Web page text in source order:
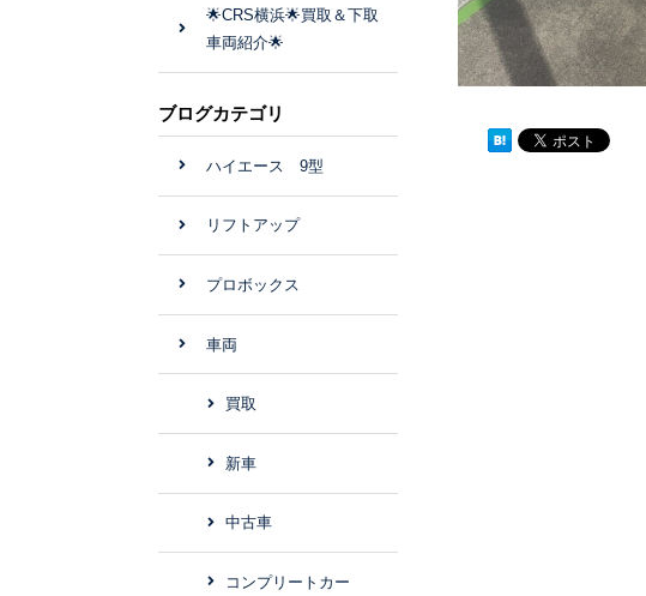
🌟CRS横浜🌟買取＆下取
車両紹介🌟
ブログカテゴリ
ハイエース 9型
リフトアップ
プロボックス
車両
買取
新車
中古車
コンプリートカー